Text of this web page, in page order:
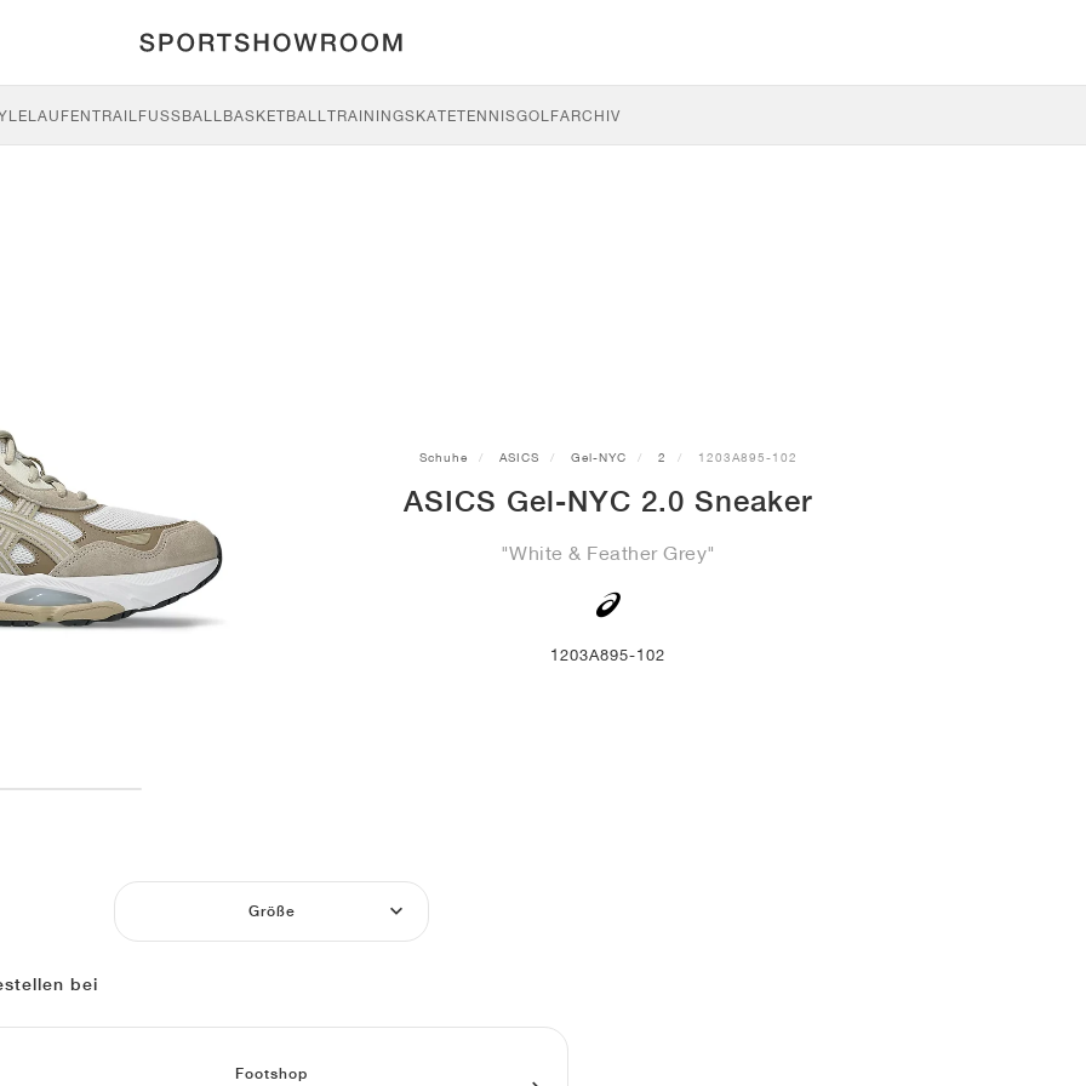
LAUFENTRAILFUSSBALL BASKETBALLTRAININGSKATETENNISGOLFARCHIV
Schuhe ASICS Gel-NYC 2 1203A895-102
ASICS Gel-NYC 2.0 Sneaker
"White & Feather Grey"
1203A895-102
Größe
bei
Footshop